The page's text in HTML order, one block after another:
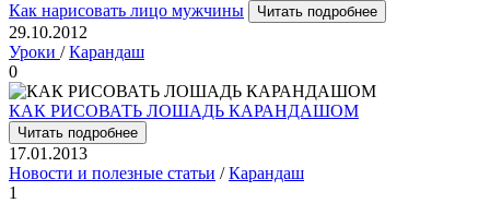
Как нарисовать лицо мужчины Читать подробнее
29.10.2012
Уроки /Карандаш
0
КАК РИСОВАТЬ ЛОШАДЬ КАРАНДАШОМ
Читать подробнее
17.01.2013
Новости и полезные статьи /Карандаш
1